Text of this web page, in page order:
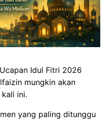
Idul Fitri 2026
mungkin akan
ini.
yang paling ditunggu